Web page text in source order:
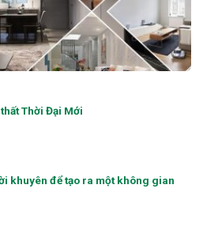
Thời Đại Mới
khuyên để tạo ra một không gian